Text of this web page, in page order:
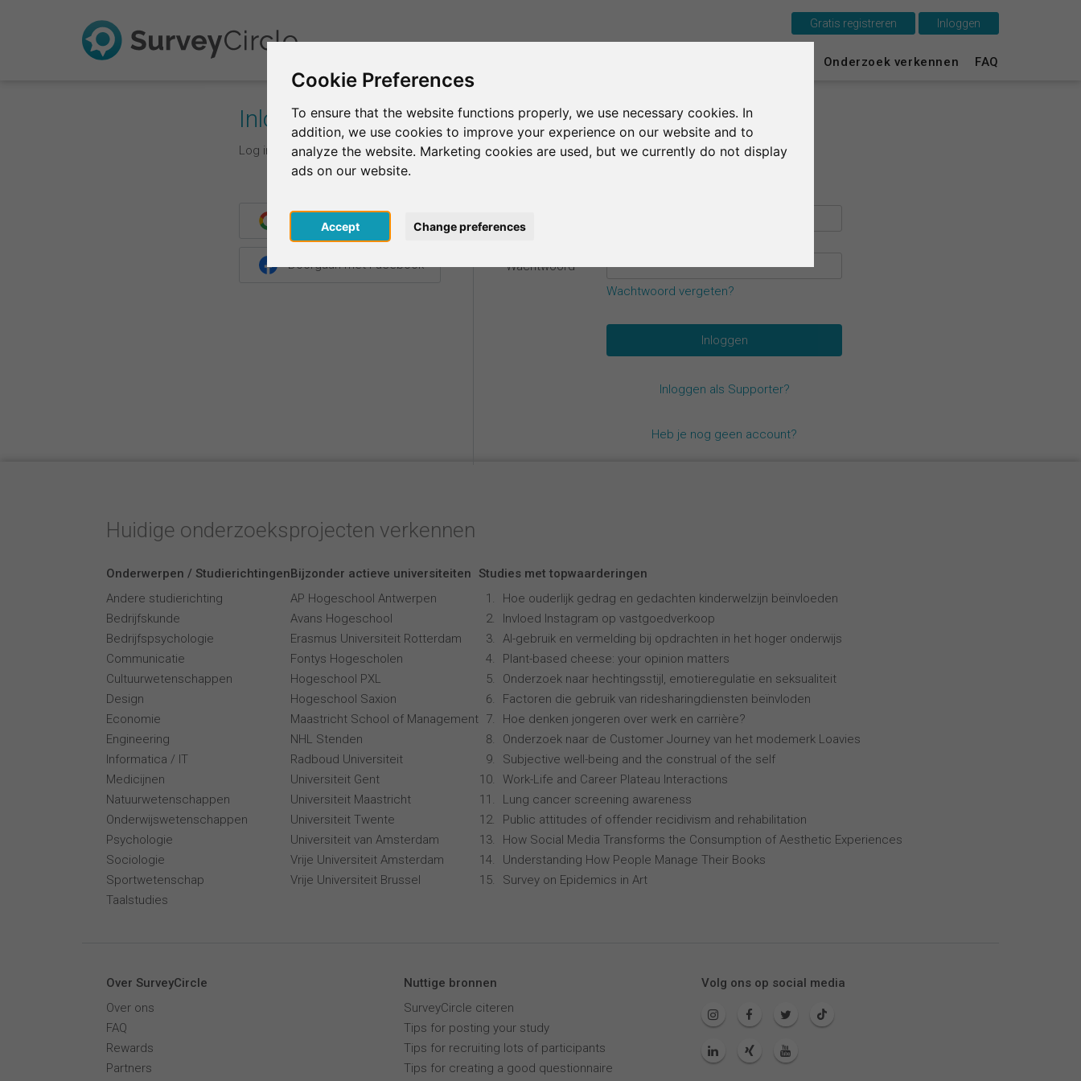
Cookie Preferences
To ensure that the website functions properly, we use necessary cookies. In
addition, we use cookies to improve your experience on our website and to
analyze the website. Marketing cookies are used, but we currently do not display
ads on our website.
Accept Change preferences
Onderzoek verkennen FAQ
Gratis registreren Inloggen
Inloggen
Log in met je inloggegevens.
Doorgaan met Google
Doorgaan met Facebook Wachtwoord*
Wachtwoord vergeten?
Inloggen als Supporter?
Heb je nog geen account?
Huidige onderzoeksprojecten verkennen
Onderwerpen / Studierichtingen
Andere studierichting
Bedrijfskunde
Bedrijfspsychologie
Communicatie
Cultuurwetenschappen
Design
Economie
Engineering
Informatica / IT
Medicijnen
Natuurwetenschappen
Onderwijswetenschappen
Psychologie
Sociologie
Sportwetenschap
Taalstudies
Bijzonder actieve universiteiten
AP Hogeschool Antwerpen
Avans Hogeschool
Erasmus Universiteit Rotterdam
Fontys Hogescholen
Hogeschool PXL
Hogeschool Saxion
Maastricht School of Management
NHL Stenden
Radboud Universiteit
Universiteit Gent
Universiteit Maastricht
Universiteit Twente
Universiteit van Amsterdam
Vrije Universiteit Amsterdam
Vrije Universiteit Brussel
Studies met topwaarderingen
Hoe ouderlijk gedrag en gedachten kinderwelzijn beïnvloeden
Invloed Instagram op vastgoedverkoop
AI-gebruik en vermelding bij opdrachten in het hoger onderwijs
Plant-based cheese: your opinion matters
Onderzoek naar hechtingsstijl, emotieregulatie en seksualiteit
Factoren die gebruik van ridesharingdiensten beïnvloden
Hoe denken jongeren over werk en carrière?
Onderzoek naar de Customer Journey van het modemerk Loavies
Subjective well-being and the construal of the self
Work-Life and Career Plateau Interactions
Lung cancer screening awareness
Public attitudes of offender recidivism and rehabilitation
How Social Media Transforms the Consumption of Aesthetic Experiences
Understanding How People Manage Their Books
Survey on Epidemics in Art
Over SurveyCircle
Over ons
FAQ
Rewards
Partners
Nuttige bronnen
SurveyCircle citeren
Tips for posting your study
Tips for recruiting lots of participants
Tips for creating a good questionnaire
Volg ons op social media